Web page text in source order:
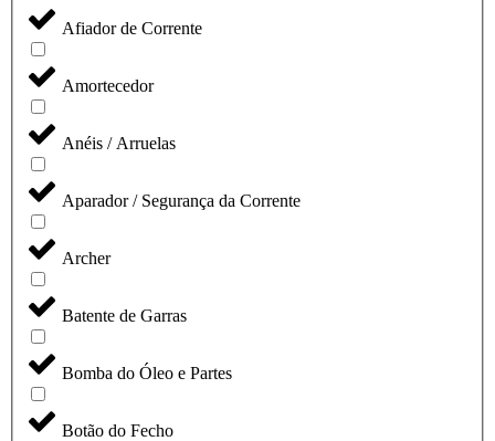
Afiador de Corrente
Amortecedor
Anéis / Arruelas
Aparador / Segurança da Corrente
Archer
Batente de Garras
Bomba do Óleo e Partes
Botão do Fecho